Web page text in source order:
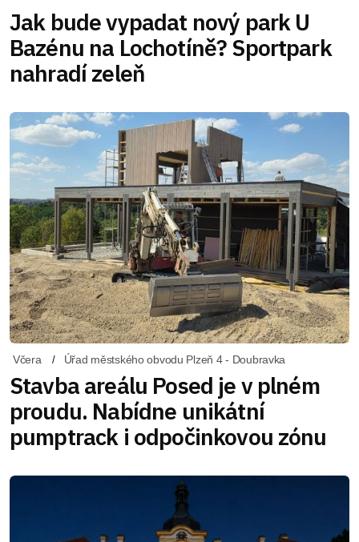
Jak bude vypadat nový park U
Bazénu na Lochotíně? Sportpark
nahradí zeleň
Včera Úřad městského obvodu Plzeň 4 - Doubravka
Stavba areálu Posed je v plném
proudu. Nabídne unikátní
pumptrack i odpočinkovou zónu